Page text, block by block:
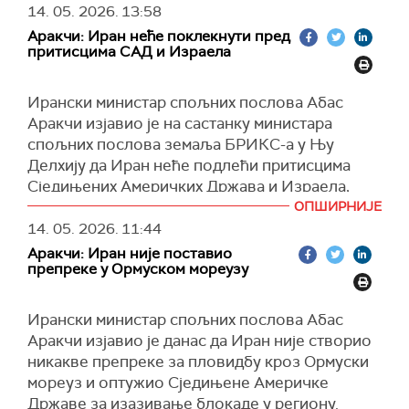
потпуног затварања.
(Al Jazeera)
Си Ђинпинга у Пекингу.
"Кинеска страна је рекла да није за
милитаризацију Ормуског мореуза и да није за
рекао је Рубио у интервјуу за Ен-Би-Си њуз
после више од два сата разговора америчке и
кинеске делегације.
Рубио је навео да су Трамп и Си "пронашли
заједнички језик око Ирана", истичући да је
нуклеарног оружја у Техерану.
Према његовим речима, Вашингтон није
"Не тражимо помоћ Кине. Није нам потребна
њихова помоћ", рекао је Рубио.
Он је додао да би евентуална дестабилизација
Ормуског мореуза имала глобалне последице
14. 05. 2026. 13:58
Аракчи: Иран неће поклекнути пред
притисцима САД и Израела
Ирански министар спољних послова Абас
Аракчи изјавио је на састанку министара
спољних послова земаља БРИКС-а у Њу
Делхију да Иран неће подлећи притисцима
Сједињених Америчких Држава и Израела,
оценивши да је "империјална сила у опадању"
прибегла агресији и дестабилизацији региона,
позивајући чланице БРИКС-а да осуде
кршење међународног права и подрже
успостављање праведнијег светског поретка.
Он је навео да је Иран "неуништив" и да из
сваког притиска излази снажнији и
уједињенији.
Према његовим речима, Сједињене Америчке
ОПШИРНИЈЕ
14. 05. 2026. 11:44
Аракчи: Иран није поставио
препреке у Ормуском мореузу
Ирански министар спољних послова Абас
Аракчи изјавио је данас да Иран није створио
никакве препреке за пловидбу кроз Ормуски
мореуз и оптужио Сједињене Америчке
Државе за изазивање блокаде у региону.